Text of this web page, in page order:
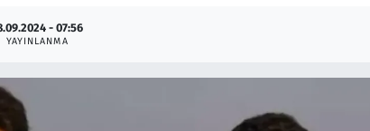
- 07:56
YAYINLANMA